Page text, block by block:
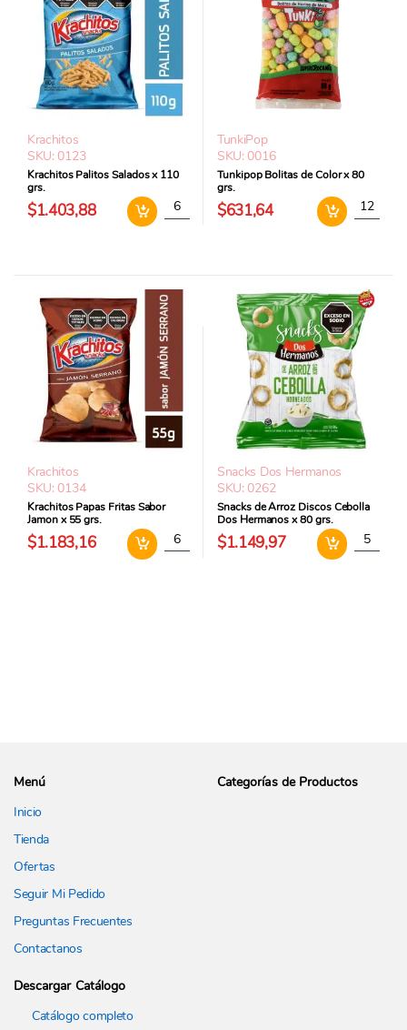
Krachitos
SKU: 0123
Krachitos Palitos Salados x 110
grs.
$1.403,88 Krachitos Palitos Salados x 110 grs. cantidad
TunkiPop
SKU: 0016
Tunkipop Bolitas de Color x 80
grs.
$631,64
Krachitos
SKU: 0134
Krachitos Papas Fritas Sabor
Jamon x 55 grs.
$1.183,16 Krachitos Papas Fritas Sabor Jamon x 55
Snacks Dos Hermanos
SKU: 0262
Snacks de Arroz Discos Cebolla
Dos Hermanos x 80 grs.
$1.149,97 Snacks
Menú
Inicio
Tienda
Ofertas
Seguir Mi Pedido
Preguntas Frecuentes
Contactanos
Categorías de Productos
Descargar Catálogo
Catálogo completo